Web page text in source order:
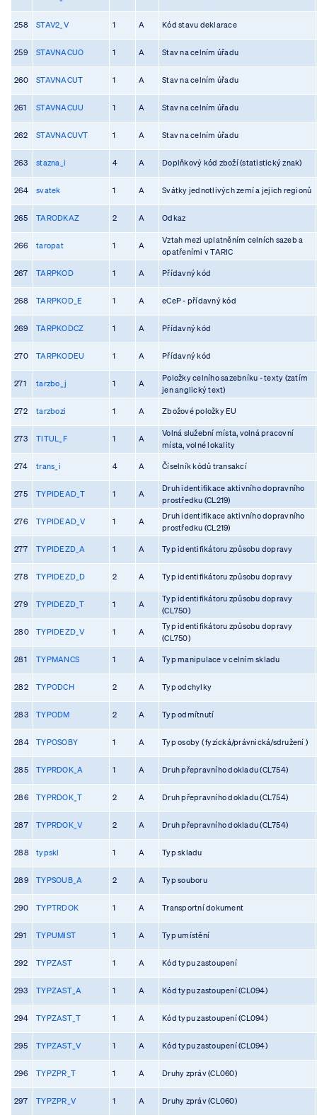
258 STAV2_V 1 A Kód stavu deklarace
259 STAVNACUO 1 A Stav na celním úřadu
260 STAVNACUT 1 A Stav na celním úřadu
261 STAVNACUU 1 A Stav na celním úřadu
262 STAVNACUVT 1 A Stav na celním úřadu
263 stazna_i 4 A Doplňkový kód zboží (statistický znak)
264 svatek 1 A Svátky jednotlivých zemí a jejich regionů
265 TARODKAZ 2 A Odkaz
266 taropat 1 A
Vztah mezi uplatněním celních sazeb a
opatřeními v TARIC
267 TARPKOD 1 A Přídavný kód
268 TARPKOD_E 1 A eCeP - přídavný kód
269 TARPKODCZ 1 A Přídavný kód
270 TARPKODEU 1 A Přídavný kód
271 tarzbo_j 1 A
Položky celního sazebníku - texty (zatím
jen anglický text)
272 tarzbozi 1 A Zbožové položky EU
273 TITUL_F 1 A
Volná služební místa, volná pracovní
místa, volné lokality
274 trans_i 4 A Číselník kódů transakcí
275 TYPIDEAD_T 1 A
Druh identifikace aktivního dopravního
prostředku (CL219)
276 TYPIDEAD_V 1 A
Druh identifikace aktivního dopravního
prostředku (CL219)
277 TYPIDEZD_A 1 A Typ identifikátoru způsobu dopravy
278 TYPIDEZD_D 2 A Typ identifikátoru způsobu dopravy
279 TYPIDEZD_T 1 A
Typ identifikátoru způsobu dopravy
(CL750)
280 TYPIDEZD_V 1 A
Typ identifikátoru způsobu dopravy
(CL750)
281 TYPMANCS 1 A Typ manipulace v celním skladu
282 TYPODCH 2 A Typ odchylky
283 TYPODM 2 A Typ odmítnutí
284 TYPOSOBY 1 A Typ osoby ( fyzická/právnická/sdružení )
285 TYPRDOK_A 1 A Druh přepravního dokladu (CL754)
286 TYPRDOK_T 2 A Druh přepravního dokladu (CL754)
287 TYPRDOK_V 2 A Druh přepravního dokladu (CL754)
288 typskl 1 A Typ skladu
289 TYPSOUB_A 2 A Typ souboru
290 TYPTRDOK 1 A Transportní dokument
291 TYPUMIST 1 A Typ umístění
292 TYPZAST 1 A Kód typu zastoupení
293 TYPZAST_A 1 A Kód typu zastoupení (CL094)
294 TYPZAST_T 1 A Kód typu zastoupení (CL094)
295 TYPZAST_V 1 A Kód typu zastoupení (CL094)
296 TYPZPR_T 1 A Druhy zpráv (CL060)
297 TYPZPR_V 1 A Druhy zpráv (CL060)